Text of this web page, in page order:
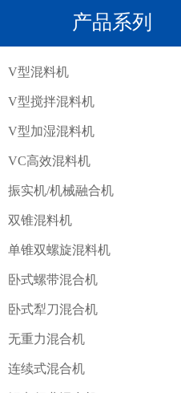
产品系列
V型混料机
V型搅拌混料机
V型加湿混料机
VC高效混料机
振实机/机械融合机
双锥混料机
单锥双螺旋混料机
卧式螺带混合机
卧式犁刀混合机
无重力混合机
连续式混合机